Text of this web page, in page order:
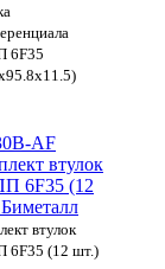
6F35
AF
втулок
6F35 (12
втулок
6F35 (12 шт.)